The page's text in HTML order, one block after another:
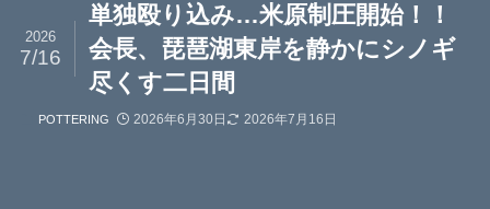
単独殴り込み…米原制圧開始！！
会長、琵琶湖東岸を静かにシノギ
尽くす二日間
2026
7/16
POTTERING 2026年6月30日 2026年7月16日